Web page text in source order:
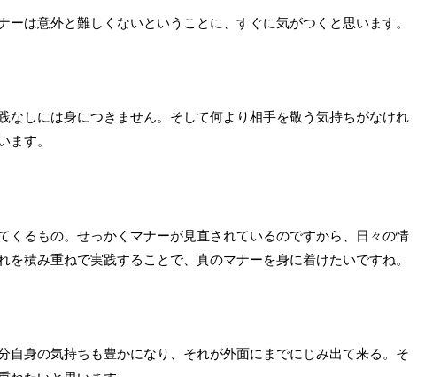
ーは意外と難しくないということに、すぐに気がつくと思います。
なしには身につきません。そして何より相手を敬う気持ちがなけれ
ます。
くるもの。せっかくマナーが見直されているのですから、日々の情
積み重ねで実践することで、真のマナーを身に着けたいですね。
自身の気持ちも豊かになり、それが外面にまでにじみ出て来る。そ